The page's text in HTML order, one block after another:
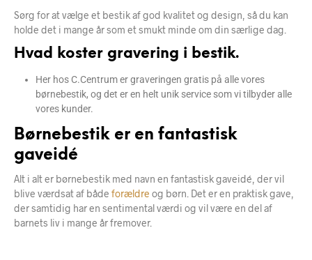
Sørg for at vælge et bestik af god kvalitet og design, så du kan
holde det i mange år som et smukt minde om din særlige dag.
Hvad koster gravering i bestik.
Her hos C.Centrum er graveringen gratis på alle vores
børnebestik, og det er en helt unik service som vi tilbyder alle
vores kunder.
Børnebestik er en fantastisk
gaveidé
Alt i alt er børnebestik med navn en fantastisk gaveidé, der vil
blive værdsat af både forældre og børn. Det er en praktisk gave,
der samtidig har en sentimental værdi og vil være en del af
barnets liv i mange år fremover.